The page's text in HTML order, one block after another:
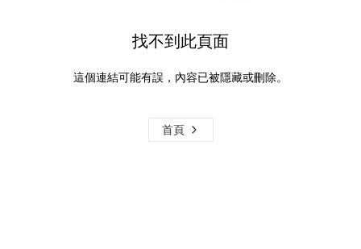
找不到此頁面
這個連結可能有誤，內容已被隱藏或刪除。
首頁